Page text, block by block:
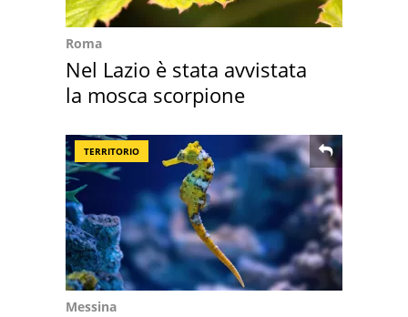
Roma
Nel Lazio è stata avvistata
la mosca scorpione
TERRITORIO
Messina